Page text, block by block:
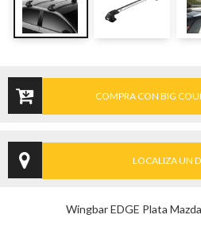
COMPRA CON BIG
LOCALIZA UN
Wingbar EDGE Plata